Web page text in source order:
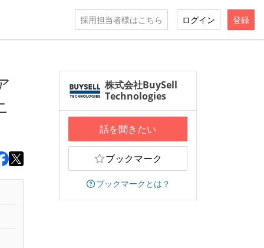
採用担当者様はこちら ログイン 登録
株式会社BuySell
Technologies
話を聞きたい
ブックマーク
ブックマークとは？